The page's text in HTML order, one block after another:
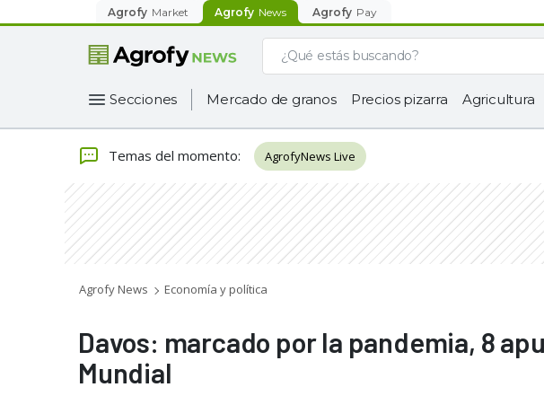
Agrofy Market Agrofy News Agrofy Pay
Secciones Mercado de granos Precios pizarra Agricultura
Temas del momento: AgrofyNews Live
Agrofy News Economía y política
Davos: marcado por la pandemia, 8
Mundial